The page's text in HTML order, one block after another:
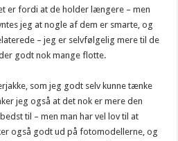
er fordi at de holder længere – men
jeg at nogle af dem er smarte, og
– jeg er selvfølgelig mere til de
godt nok mange flotte.
som jeg godt selv kunne tænke
jeg også at det nok er mere den
til – men man har vel lov til at
også godt ud på fotomodellerne, og